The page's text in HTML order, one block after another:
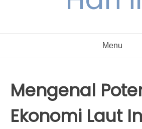
Menu
Mengenal
Ekonomi Laut